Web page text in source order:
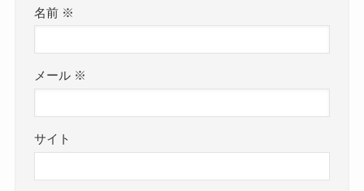
名前 ※
メール ※
サイト